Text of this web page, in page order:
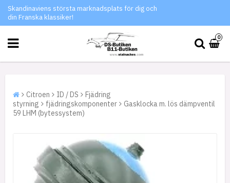
Skandinaviens största marknadsplats för dig och
din Franska klassiker!
0
Citroen ID / DS
Fjädring
styrning
fjädringskomponenter
Gasklocka m. lös dämpventil
59 LHM (bytessystem)